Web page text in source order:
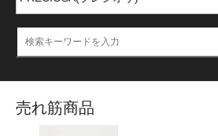
売れ筋商品